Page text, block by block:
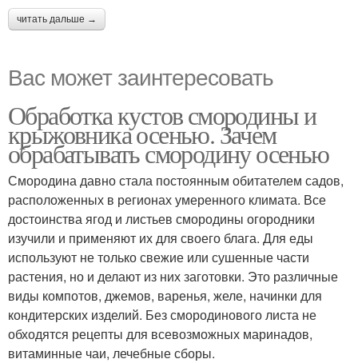
читать дальше →
Вас может заинтересовать
Обработка кустов смородины и
крыжовника осенью. Зачем
обрабатывать смородину осенью
Смородина давно стала постоянным обитателем садов,
расположенных в регионах умеренного климата. Все
достоинства ягод и листьев смородины огородники
изучили и применяют их для своего блага. Для еды
используют не только свежие или сушенные части
растения, но и делают из них заготовки. Это различные
виды компотов, джемов, варенья, желе, начинки для
кондитерских изделий. Без смородинового листа не
обходятся рецепты для всевозможных маринадов,
витаминные чаи, лечебные сборы.